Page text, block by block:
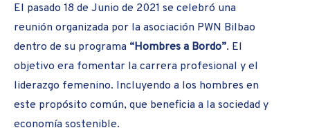
El pasado 18 de Junio de 2021 se celebró una
reunión organizada por la asociación PWN Bilbao
dentro de su programa “Hombres a Bordo”. El
objetivo era fomentar la carrera profesional y el
liderazgo femenino. Incluyendo a los hombres en
este propósito común, que beneficia a la sociedad y
economía sostenible.